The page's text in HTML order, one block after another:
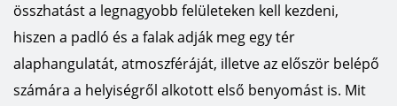
összhatást a legnagyobb felületeken kell kezdeni,
hiszen a padló és a falak adják meg egy tér
alaphangulatát, atmoszféráját, illetve az először belépő
számára a helyiségről alkotott első benyomást is. Mit